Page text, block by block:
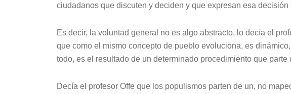
ciudadanos que discuten y deciden y que expresan esa
Es decir, la voluntad general no es algo abstracto, lo decía el
que como el mismo concepto de pueblo evoluciona, es
todo, es el resultado de un determinado procedimiento que parte
Decía el profesor Offe que los populismos parten de un, no